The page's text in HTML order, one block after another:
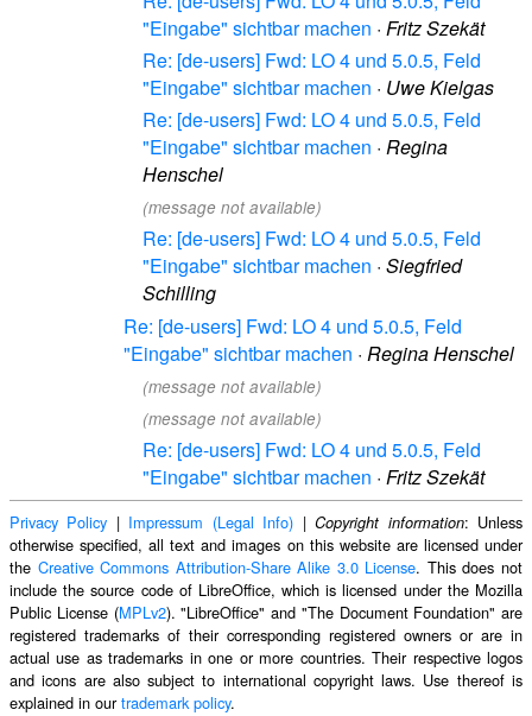
"Eingabe" sichtbar machen · Fritz Szekät
Re: [de-users] Fwd: LO 4 und 5.0.5, Feld
"Eingabe" sichtbar machen · Uwe Kielgas
Re: [de-users] Fwd: LO 4 und 5.0.5, Feld
"Eingabe" sichtbar machen · Regina
Henschel
(message not available)
Re: [de-users] Fwd: LO 4 und 5.0.5, Feld
"Eingabe" sichtbar machen · Siegfried
Schilling
Re: [de-users] Fwd: LO 4 und 5.0.5, Feld
"Eingabe" sichtbar machen · Regina Henschel
(message not available)
(message not available)
Re: [de-users] Fwd: LO 4 und 5.0.5, Feld
"Eingabe" sichtbar machen · Fritz Szekät
Privacy Policy | Impressum (Legal Info) |Copyright information: Unless
otherwise specified, all text and images on this website are licensed under
the Creative Commons Attribution-Share Alike 3.0 License. This does not
include the source code of LibreOffice, which is licensed under the Mozilla
Public License (MPLv2). "LibreOffice" and "The Document Foundation" are
registered trademarks of their corresponding registered owners or are in
actual use as trademarks in one or more countries. Their respective logos
and icons are also subject to international copyright laws. Use thereof is
explained in ourtrademark policy.